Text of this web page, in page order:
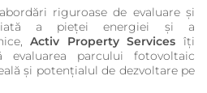
riguroase de evaluare și
a pieței energiei și a
Activ Property Services îți
evaluarea parcului fotovoltaic
și potențialul de dezvoltare pe